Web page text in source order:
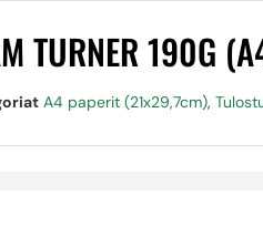
TURNER 190G
A4 paperit (21x29,7cm),